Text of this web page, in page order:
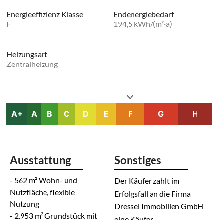
Energieeffizienz Klasse
F
Endenergiebedarf
194,5 kWh/(m²·a)
Heizungsart
Zentralheizung
A+ A B C D E F G H
Ausstattung
- 562 m² Wohn- und
Nutzfläche, flexible
Nutzung
- 2.953 m² Grundstück mit
Sonstiges
Der Käufer zahlt im
Erfolgsfall an die Firma
Dressel Immobilien GmbH